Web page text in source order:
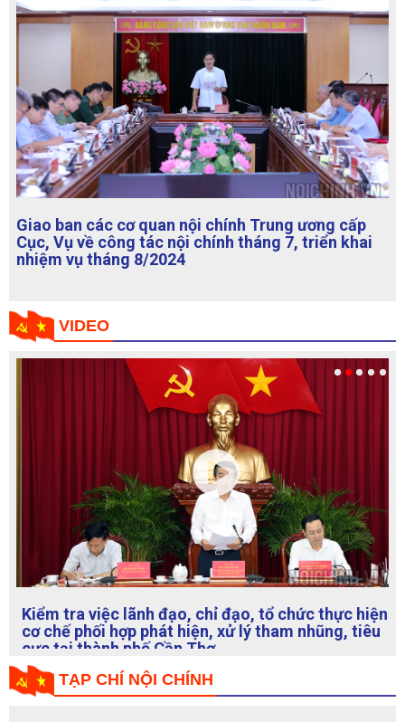
Giao ban các cơ quan nội chính Trung ương cấp
Cục, Vụ về công tác nội chính tháng 7, triển khai
nhiệm vụ tháng 8/2024
cơ chế phối hợp phát hiện, xử lý tham nhũng, tiêu
cực tại thành phố Cần Thơ
TẠP CHÍ NỘI CHÍNH